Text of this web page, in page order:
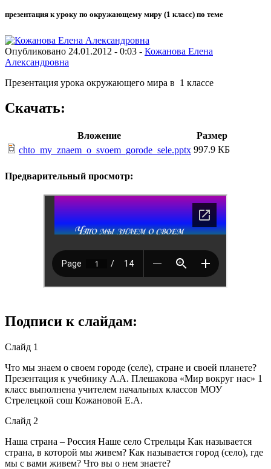
презентация к уроку по окружающему миру (1 класс) по теме
Опубликовано 24.01.2012 - 0:03 - Кожанова Елена
Александровна
Презентация урока окружающего мира в 1 классе
Скачать:
Вложение
Размер
chto_my_znaem_o_svoem_gorode_sele.pptx 997.9 КБ
Предварительный просмотр:
Подписи к слайдам:
Слайд 1
Что мы знаем о своем городе (селе), стране и своей планете?
Презентация к учебнику А.А. Плешакова «Мир вокруг нас» 1
класс выполнена учителем начальных классов МОУ
Стрелецкой сош Кожановой Е.А.
Слайд 2
Наша страна – Россия Наше село Стрельцы Как называется
страна, в которой мы живем? Как называется город (село), где
мы с вами живем? Что вы о нем знаете?